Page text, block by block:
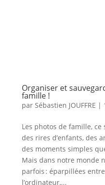
Organiser et
famille !
par Sébastien JOUFFRE |
Les photos de famille,
des rires d’enfants, des
des moments simples
Mais dans notre monde
parfois : éparpillées
l’ordinateur,...